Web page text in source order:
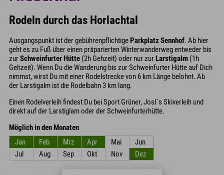
Rodeln durch das Horlachtal
Ausgangspunkt ist der gebührenpflichtigeParkplatz Sennhof. Ab hier
geht es zu Fuß über einen präparierten Winterwanderweg entweder bis
zurSchweinfurter Hütte (2h Gehzeit) oder nur zurLarstigalm (1h
Gehzeit). Wenn Du die Wanderung bis zur Schweinfurter Hütte auf Dich
nimmst, wirst Du mit einer Rodelstrecke von 6 km Länge belohnt. Ab
der Larstigalm ist die Rodelbahn 3 km lang.
Einen Rodelverleih findest Du bei Sport Grüner, Josl´s Skiverleih und
direkt auf der Larstiglam oder der Schweinfurterhütte.
Möglich in den Monaten
Jan
Feb Mrz Apr Mai
Jun
Jul
Aug Sep Okt Nov Dez